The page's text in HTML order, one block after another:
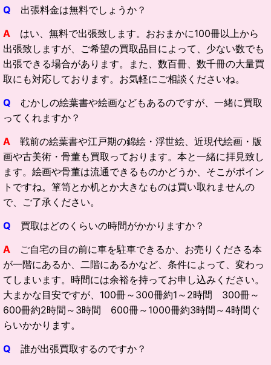
Q 出張料金は無料でしょうか？
A はい、無料で出張致します。おおまかに100冊以上から
出張致しますが、ご希望の買取品目によって、少ない数でも
出張できる場合があります。また、数百冊、数千冊の大量買
取にも対応しております。お気軽にご相談くださいね。
Q むかしの絵葉書や絵画などもあるのですが、一緒に買取
ってくれますか？
A
戦前の絵葉書や江戸期の錦絵・浮世絵、近現代絵画・版
画や古美術・骨董も買取っております。本と一緒に拝見致し
ます。絵画や骨董は流通できるものかどうか、そこがポイン
トですね。箪笥とか机とか大きなものは買い取れませんの
で、ご了承ください。
Q 買取はどのくらいの時間がかかりますか？
A ご自宅の目の前に車を駐車できるか、お売りくださる本
が一階にあるか、二階にあるかなど、条件によって、変わっ
てしまいます。時間には余裕を持ってお申し込みください。
大まかな目安ですが、100冊～300冊約1～2時間 300冊～
600冊約2時間～3時間 600冊～1000冊約3時間～4時間ぐ
らいかかります。
Q 誰が出張買取するのですか？